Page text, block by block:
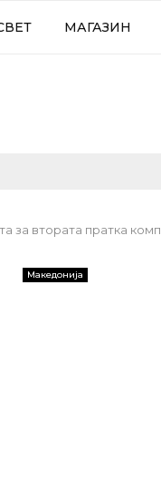
МАГАЗИН
за втората пратка
Македонија